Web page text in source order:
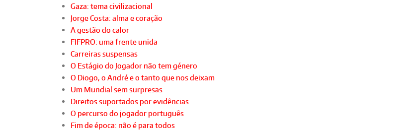
Gaza: tema civilizacional
Jorge Costa: alma e coração
A gestão do calor
FIFPRO: uma frente unida
Carreiras suspensas
O Estágio do Jogador não tem género
O Diogo, o André e o tanto que nos deixam
Um Mundial sem surpresas
Direitos suportados por evidências
O percurso do jogador português
Fim de época: não é para todos